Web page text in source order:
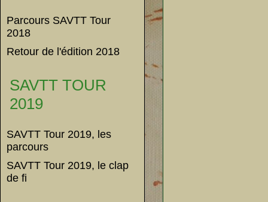
Parcours SAVTT Tour
2018
Retour de l'édition 2018
SAVTT TOUR
2019
SAVTT Tour 2019, les
parcours
SAVTT Tour 2019, le clap
de fi